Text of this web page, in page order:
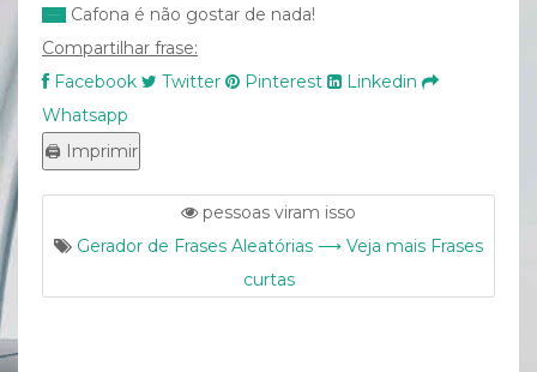
Cafona é não gostar de nada!
Compartilhar frase:
Facebook
Twitter Pinterest
Linkedin
Whatsapp
pessoas viram isso
Gerador de Frases Aleatórias ⟶ Veja mais Frases
curtas